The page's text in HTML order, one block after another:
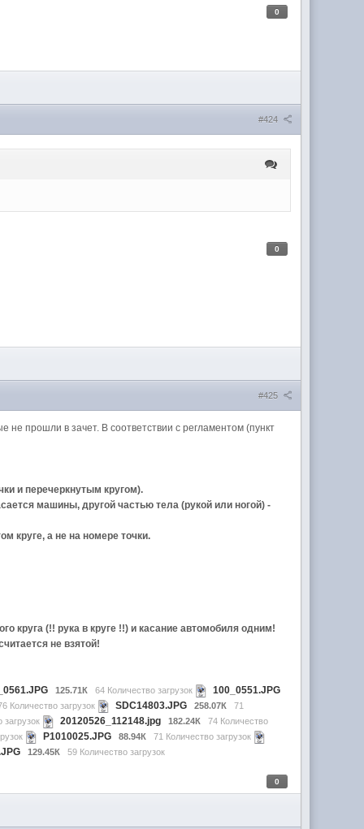
0
#424
0
#425
прошли в зачет. В соответствии с регламентом (пункт
и перечеркнутым кругом).
машины, другой частью тела (рукой или ногой) -
круге, а не на номере точки.
круга (!! рука в круге !!) и касание автомобиля одним!
не взятой!
125.71К 64 Количество загрузок 100_0551.JPG
Количество загрузок SDC14803.JPG 258.07К
71
загрузок 20120526_112148.jpg 182.24К
74 Количество
P1010025.JPG 88.94К 71 Количество загрузок
129.45К 59 Количество загрузок
0